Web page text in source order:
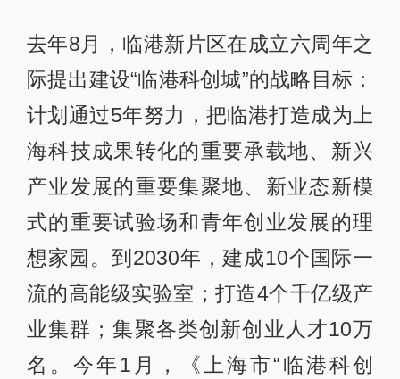
去年8月，临港新片区在成立六周年之
际提出建设“临港科创城”的战略目标：
计划通过5年努力，把临港打造成为上
海科技成果转化的重要承载地、新兴
产业发展的重要集聚地、新业态新模
式的重要试验场和青年创业发展的理
想家园。到2030年，建成10个国际一
流的高能级实验室；打造4个千亿级产
业集群；集聚各类创新创业人才10万
名。今年1月，《上海市“临港科创